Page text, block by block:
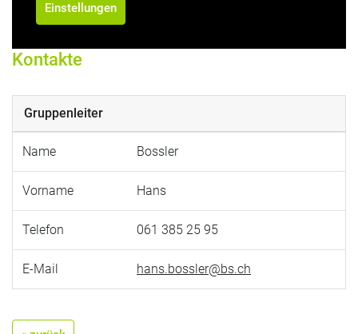
Einstellungen
Kontakte
Gruppenleiter
Name Bossler
Vorname Hans
Telefon 061 385 25 95
E-Mail hans.bossler@bs.ch